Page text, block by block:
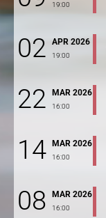
19:00
02 APR 2026
19:00
22 MAR 2026
16:00
14 MAR 2026
16:00
08 MAR 2026
16:00